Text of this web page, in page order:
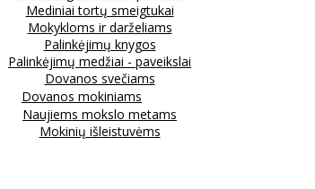
Mediniai tortų smeigtukai
Mokykloms ir darželiams
Palinkėjimų knygos
Palinkėjimų medžiai - paveikslai
Dovanos svečiams
Dovanos mokiniams
Naujiems mokslo metams
Mokinių išleistuvėms